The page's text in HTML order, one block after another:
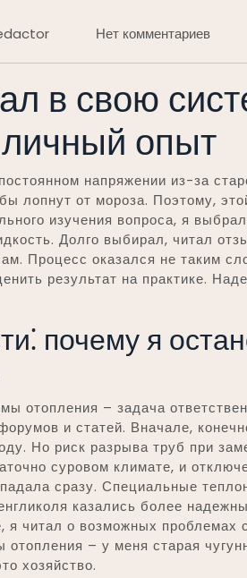
Нет комментариев
в свою
личный опыт
напряжении из-за
лопнут от мороза. Поэтому,
изучения вопроса, я
Долго выбирал, читал
Процесс оказался не таким
результат на практике.
почему я
отопления – задача
и статей. Вначале,
Но риск разрыва труб при
суровом климате, и
сразу. Специальные
казались более
я читал о возможных проблемах
– у меня старая
хозяйство.